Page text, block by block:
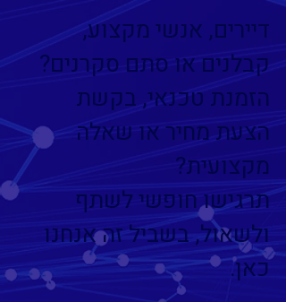
דיירים, אנשי מקצוע,
קבלנים או סתם סקרנים?
הזמנת טכנאי, בקשת
הצעת מחיר או שאלה
מקצועית?
תרגישו חופשי לשתף
ולשאול, בשביל זה אנחנו
כאן.